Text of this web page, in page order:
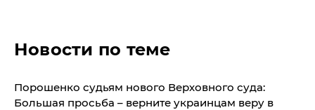
Новости по теме
Порошенко судьям нового Верховного суда:
Большая просьба – верните украинцам веру в